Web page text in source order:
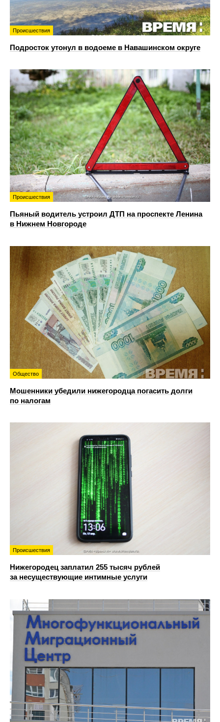
Происшествия
Подросток утонул в водоеме в Навашинском округе
Происшествия
Пьяный водитель устроил ДТП на проспекте Ленина
в Нижнем Новгороде
Общество
Мошенники убедили нижегородца погасить долги
по налогам
Происшествия
Нижегородец заплатил 255 тысяч рублей
за несуществующие интимные услуги